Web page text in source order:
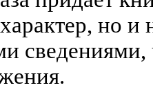
но и
сведениями,